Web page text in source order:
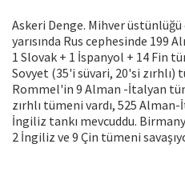
Askeri Denge. Mihver üstünlüğü
yarısında Rus cephesinde 199
1 Slovak + 1 İspanyol + 14 Fin
Sovyet (35'i süvari, 20'si
Rommel'in 9 Alman -İtalyan
zırhlı tümeni vardı, 525
İngiliz tankı mevcuddu.
2 İngiliz ve 9 Çin tümeni